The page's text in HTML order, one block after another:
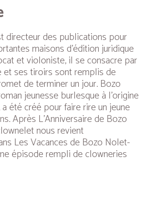
directeur des publications pour
maisons d’édition juridique
et violoniste, il se consacre par
et ses tiroirs sont remplis de
de terminer un jour.Bozo
jeunesse burlesque à l’origine
été créé pour faire rire un jeune
Après L’Anniversaire de Bozo
nous revient
Les Vacances de Bozo Nolet-
épisode rempli de clowneries